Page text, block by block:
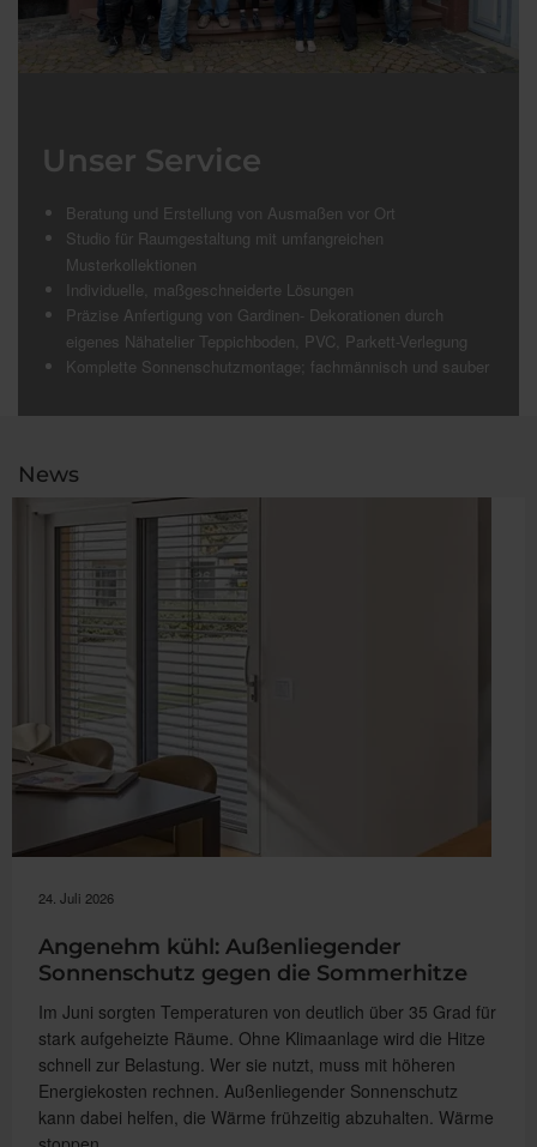
Unser Service
Beratung und Erstellung von Ausmaßen vor Ort
Studio für Raumgestaltung mit umfangreichen
Musterkollektionen
Individuelle, maßgeschneiderte Lösungen
Präzise Anfertigung von Gardinen- Dekorationen durch
eigenes Nähatelier Teppichboden, PVC, Parkett-Verlegung
Komplette Sonnenschutzmontage; fachmännisch und sauber
News
24. Juli 2026
Angenehm kühl: Außenliegender
Sonnenschutz gegen die Sommerhitze
Im Juni sorgten Temperaturen von deutlich über 35 Grad für
stark aufgeheizte Räume. Ohne Klimaanlage wird die Hitze
schnell zur Belastung. Wer sie nutzt, muss mit höheren
Energiekosten rechnen. Außenliegender Sonnenschutz
kann dabei helfen, die Wärme frühzeitig abzuhalten. Wärme